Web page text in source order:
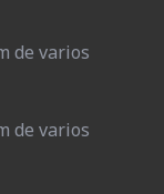
de varios
de varios